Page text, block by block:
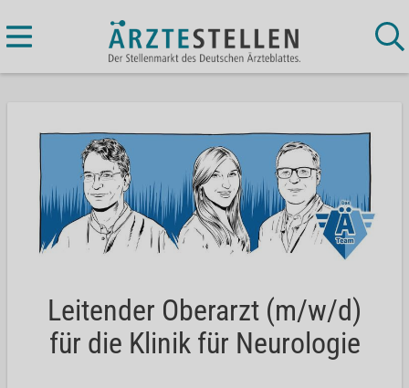
Leitender Oberarzt (m/w/d)
für die Klinik für Neurologie